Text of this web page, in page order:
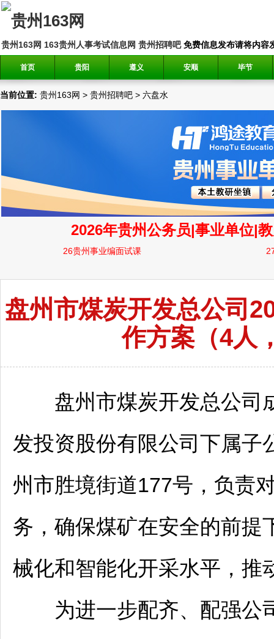
贵州163网 163贵州人事考试信息网 贵州招聘吧免费信息发布请将内容
首页 贵阳 遵义 安顺 毕节
当前位置: 贵州163网 > 贵州招聘吧 > 六盘水
盘州市煤炭开发总公司
作方案（4人
盘州市煤炭开发总公司
发投资股份有限公司下属子
州市胜境街道177号，负责
务，确保煤矿在安全的前提
械化和智能化开采水平，推
为进一步配齐、配强公